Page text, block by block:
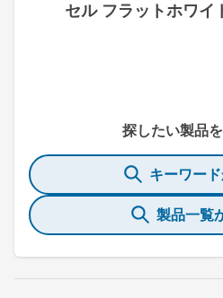
セル フラットホワイ
探したい製品
キーワー
製品一覧